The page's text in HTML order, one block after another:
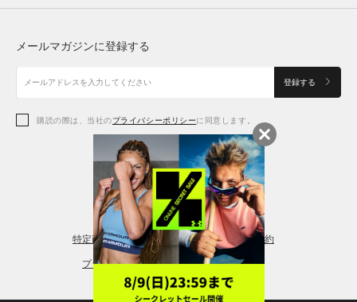
アクセサリー
アクセサリー
シューズ
アクセサリー
レギンス＆タイツ
シューズ
メールマガジンに登録する
登録する
購読の際は、当社のプライバシーポリシーに同意します。
特定商取引法に基づく通販の表記 会員規約
プライバシーポリシー